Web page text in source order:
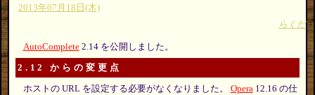
2013年07月18日(木)
らくだ
AutoComplete2.14 を公開しました。
2.12 からの変更点
ホストの URL を設定する必要がなくなりました。 Opera12.16 の仕